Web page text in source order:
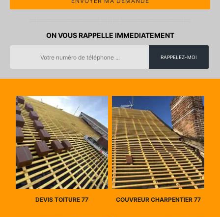
ON VOUS RAPPELLE IMMEDIATEMENT
DEVIS TOITURE 77 COUVREUR CHARPENTIER 77